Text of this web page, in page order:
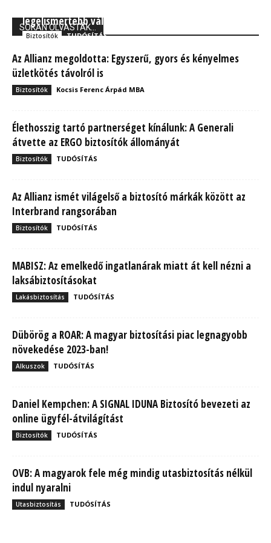
SOKAN OLVASTÁK...
legelismertebb vállalata között
Biztosítók TUDÓSÍTÁS
Az Allianz megoldotta: Egyszerű, gyors és kényelmes
üzletkötés távolról is
Biztosítók Kocsis Ferenc Árpád MBA
Élethosszig tartó partnerséget kínálunk: A Generali
átvette az ERGO biztosítók állományát
Biztosítók TUDÓSÍTÁS
Az Allianz ismét világelső a biztosító márkák között az
Interbrand rangsorában
Biztosítók TUDÓSÍTÁS
MABISZ: Az emelkedő ingatlanárak miatt át kell nézni a
laksábiztosításokat
Lakásbiztosítás TUDÓSÍTÁS
Dübörög a ROAR: A magyar biztosítási piac legnagyobb
növekedése 2023-ban!
Alkuszok TUDÓSÍTÁS
Daniel Kempchen: A SIGNAL IDUNA Biztosító bevezeti az
online ügyfél-átvilágítást
Biztosítók TUDÓSÍTÁS
OVB: A magyarok fele még mindig utasbiztosítás nélkül
indul nyaralni
Utasbiztosítás TUDÓSÍTÁS